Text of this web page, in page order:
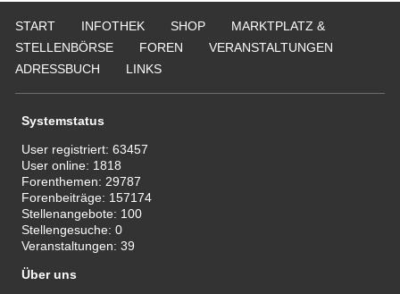
START INFOTHEK SHOP
MARKTPLATZ &
STELLENBÖRSE
FOREN
VERANSTALTUNGEN
ADRESSBUCH
LINKS
Systemstatus
User registriert:63457
User online: 1818
Forenthemen: 29787
Forenbeiträge: 157174
Stellenangebote: 100
Stellengesuche:0
Veranstaltungen:39
Über uns